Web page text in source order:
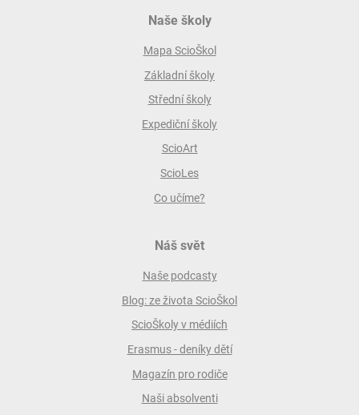
Naše školy
Mapa ScioŠkol
Základní školy
Střední školy
Expediční školy
ScioArt
ScioLes
Co učíme?
Náš svět
Naše podcasty
Blog: ze života ScioŠkol
ScioŠkoly v médiích
Erasmus - deníky dětí
Magazín pro rodiče
Naši absolventi